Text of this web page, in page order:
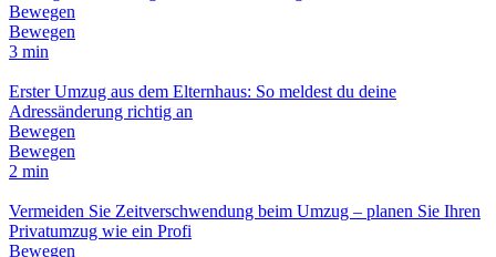
Bewegen
Bewegen
3 min
Erster Umzug aus dem Elternhaus: So meldest du deine
Adressänderung richtig an
Bewegen
Bewegen
2 min
Vermeiden Sie Zeitverschwendung beim Umzug – planen Sie Ihren
Privatumzug wie ein Profi
Bewegen